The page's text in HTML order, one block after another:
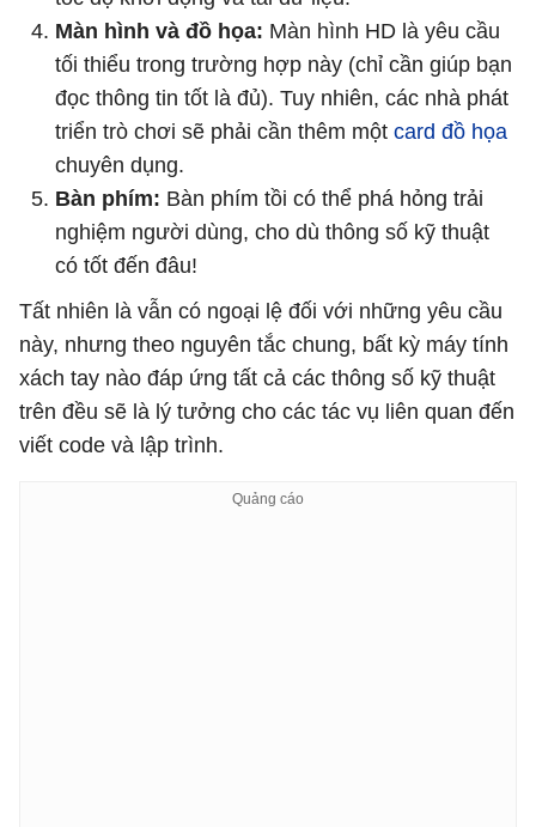
Màn hình và đồ họa: Màn hình HD là yêu cầu
tối thiểu trong trường hợp này (chỉ cần giúp bạn
đọc thông tin tốt là đủ). Tuy nhiên, các nhà phát
triển trò chơi sẽ phải cần thêm một card đồ họa
chuyên dụng.
Bàn phím: Bàn phím tồi có thể phá hỏng trải
nghiệm người dùng, cho dù thông số kỹ thuật
có tốt đến đâu!
Tất nhiên là vẫn có ngoại lệ đối với những yêu cầu
này, nhưng theo nguyên tắc chung, bất kỳ máy tính
xách tay nào đáp ứng tất cả các thông số kỹ thuật
trên đều sẽ là lý tưởng cho các tác vụ liên quan đến
viết code và lập trình.